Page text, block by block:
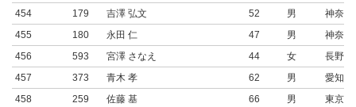
454
179 吉澤 弘文 52 男
神奈川
455
180 永田 仁 47 男
神奈川
456
593 宮澤 さなえ 44 女
長野県
457
373 青木 孝 62 男
愛知県
458
259 佐藤 基 66 男
東京都